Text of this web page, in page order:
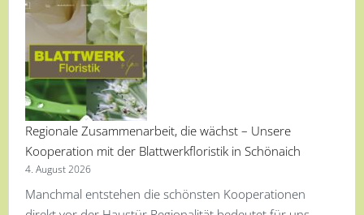
Regionale Zusammenarbeit, die wächst – Unsere
Kooperation mit der Blattwerkfloristik in Schönaich
4. August 2026
Manchmal entstehen die schönsten Kooperationen